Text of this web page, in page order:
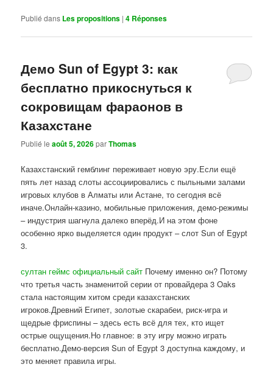
Publié dans Les propositions |4 Réponses
Демо Sun of Egypt 3: как
бесплатно прикоснуться к
сокровищам фараонов в
Казахстане
Publié leaoût 5, 2026parThomas
Казахстанский гемблинг переживает новую эру.Если ещё
пять лет назад слоты ассоциировались с пыльными залами
игровых клубов в Алматы или Астане, то сегодня всё
иначе.Онлайн-казино, мобильные приложения, демо-режимы
– индустрия шагнула далеко вперёд.И на этом фоне
особенно ярко выделяется один продукт – слот Sun of Egypt
3.
султан геймс официальный сайт Почему именно он? Потому
что третья часть знаменитой серии от провайдера 3 Oaks
стала настоящим хитом среди казахстанских
игроков.Древний Египет, золотые скарабеи, риск-игра и
щедрые фриспины – здесь есть всё для тех, кто ищет
острые ощущения.Но главное: в эту игру можно играть
бесплатно.Демо-версия Sun of Egypt 3 доступна каждому, и
это меняет правила игры.